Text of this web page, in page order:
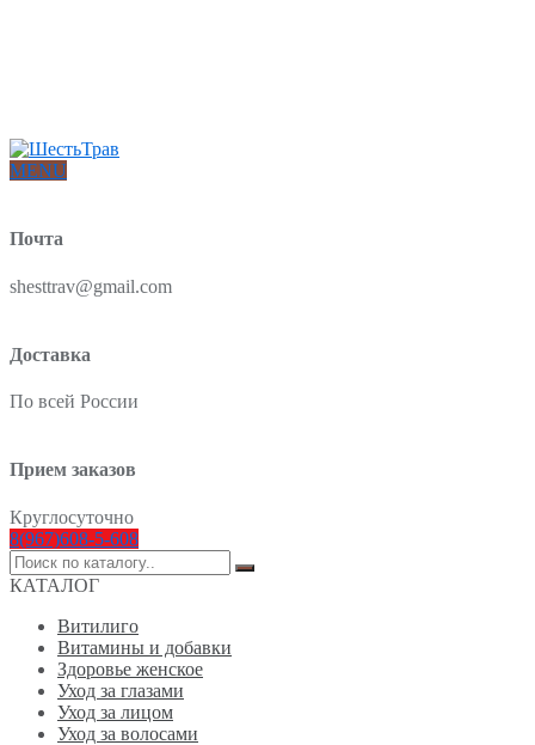
MENU
Почта
shesttrav@gmail.com
Доставка
По всей России
Прием заказов
Круглосуточно
8(967)608-5-608
Поиск
по:
КАТАЛОГ
Витилиго
Витамины и добавки
Здоровье женское
Уход за глазами
Уход за лицом
Уход за волосами